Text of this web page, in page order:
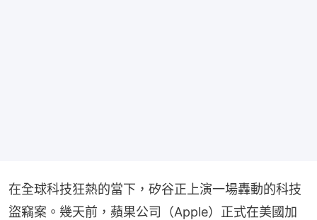
在全球科技狂熱的當下，矽谷正上演一場轟動的科技
盜竊案。幾天前，蘋果公司（Apple）正式在美國加